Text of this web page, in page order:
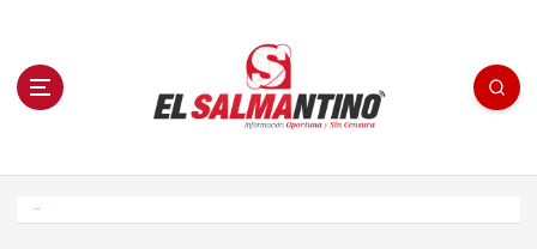
n El Salmantino - medios/noticias/editorial